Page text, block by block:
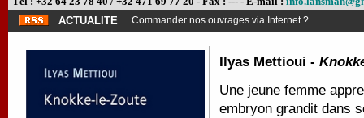
ACTUALITE
Commander nos ouvrages via Internet ?
Ilyas Mettioui -
Une jeune femme
embryon grandit dans